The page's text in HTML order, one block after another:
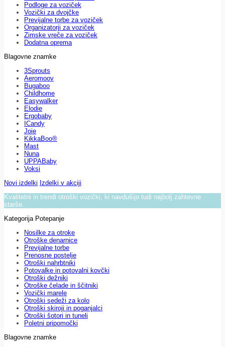
Podloge za voziček
Vozički za dvojčke
Previjalne torbe za voziček
Organizatorji za voziček
Zimske vreče za voziček
Dodatna oprema
Blagovne znamke
3Sprouts
Aeromoov
Bugaboo
Childhome
Easywalker
Elodie
Ergobaby
ICandy
Joie
KikkaBoo®
Mast
Nuna
UPPABaby
Voksi
Novi izdelki Izdelki v akciji
Kvalitetni in trendi otroški vozički, ki navdušijo tudi najbolj zahtevne
starše.
Kategorija Potepanje
Nosilke za otroke
Otroške denarnice
Previjalne torbe
Prenosne postelje
Otroški nahrbtniki
Potovalke in potovalni kovčki
Otroški dežniki
Otroške čelade in ščitniki
Vozički marele
Otroški sedeži za kolo
Otroški skiroji in poganjalci
Otroški šotori in tuneli
Poletni pripomočki
Blagovne znamke